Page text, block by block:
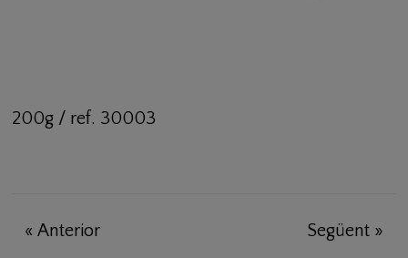
200g / ref. 30003
«Anterior Següent »